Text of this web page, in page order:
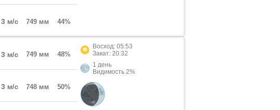
3 м/с 749 мм 44%
3 м/с 749 мм 48%
3 м/с 748 мм 50%
Восход: 05:53
Закат: 20:32
1 день
Видимость 2%